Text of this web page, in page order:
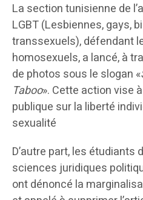
La section tunisienne de
LGBT (Lesbiennes, gays,
transsexuels), défendant
homosexuels, a lancé, à
de photos sous le slogan «
Taboo». Cette action vise
publique sur la liberté
sexualité
D’autre part, les étudiants
sciences juridiques
ont dénoncé la